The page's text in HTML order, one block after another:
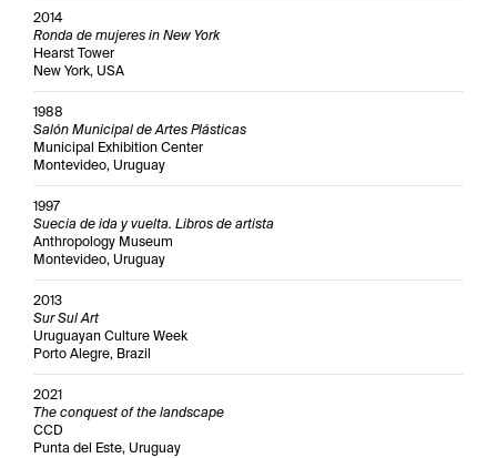
2014
Ronda de mujeres in New York
Hearst Tower
New York, USA
1988
Salón Municipal de Artes Plásticas
Municipal Exhibition Center
Montevideo, Uruguay
1997
Suecia de ida y vuelta. Libros de artista
Anthropology Museum
Montevideo, Uruguay
2013
Sur Sul Art
Uruguayan Culture Week
Porto Alegre, Brazil
2021
The conquest of the landscape
CCD
Punta del Este, Uruguay